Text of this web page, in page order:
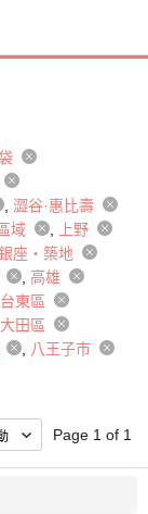
澀谷·惠比壽
域
上野
座・築地
高雄
台東區
大田區
八王子市
Page 1 of 1